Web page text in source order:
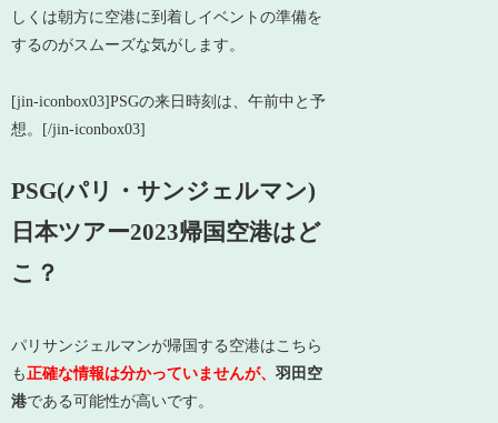
しくは朝方に空港に到着しイベントの準備を
するのがスムーズな気がします。
[jin-iconbox03]PSGの来日時刻は、午前中と予
想。[/jin-iconbox03]
PSG(パリ・サンジェルマン)
日本ツアー2023帰国空港はど
こ？
パリサンジェルマンが帰国する空港はこちら
も 正確な情報は分かっていませんが、羽田空
港である可能性が高いです。